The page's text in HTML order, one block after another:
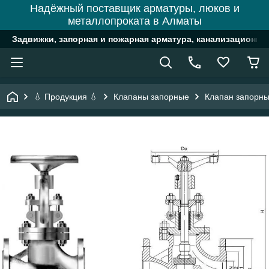
Надёжный поставщик арматуры, люков и
металлопроката в Алматы
Задвижки, запорная и пожарная арматура,
💧 Продукция 💧 Клапаны запорные Клапан